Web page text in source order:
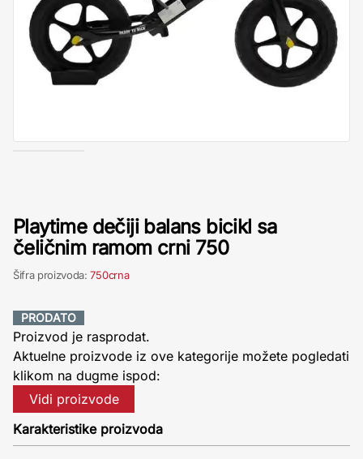
Playtime dečiji balans bicikl sa
čeličnim ramom crni 750
Šifra proizvoda:750crna
PRODATO
Proizvod je rasprodat.
Aktuelne proizvode iz ove kategorije možete pogledati
klikom na dugme ispod:
Vidi proizvode
Karakteristike proizvoda